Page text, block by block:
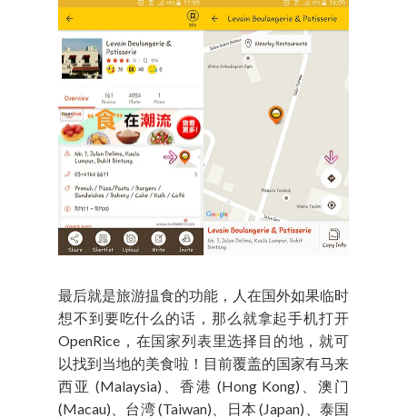
最后就是旅游揾食的功能，人在国外如果临时
想不到要吃什么的话，那么就拿起手机打开
OpenRice，在国家列表里选择目的地，就可
以找到当地的美食啦！目前覆盖的国家有马来
西亚 (Malaysia)、香港 (Hong Kong)、澳门
(Macau)、台湾 (Taiwan)、日本 (Japan)、泰国